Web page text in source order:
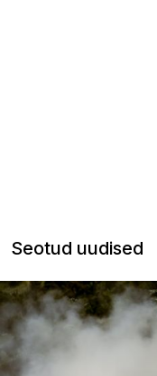
Seotud uudised